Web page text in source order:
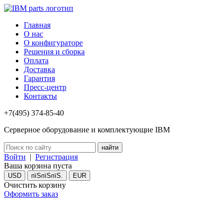
Главная
О нас
О конфигураторе
Решения и сборка
Оплата
Доставка
Гарантия
Пресс-центр
Контакты
+7(495) 374-85-40
Серверное оборудование и комплектующие IBM
Войти | Регистрация
Ваша корзина пуста
USD пїЅпїЅпїЅ. EUR
Очистить корзину
Оформить заказ